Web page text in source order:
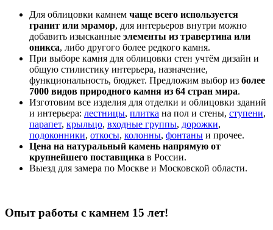
Для облицовки камнем чаще всего используется
гранит или мрамор, для интерьеров внутри можно
добавить изысканные элементы из травертина или
оникса, либо другого более редкого камня.
При выборе камня для облицовки стен учтём дизайн и
общую стилистику интерьера, назначение,
функциональность, бюджет. Предложим выбор из более
7000 видов природного камня из 64 стран мира.
Изготовим все изделия для отделки и облицовки зданий
и интерьера: лестницы, плитка на пол и стены, ступени,
парапет, крыльцо, входные группы, дорожки,
подоконники, откосы, колонны, фонтаны и прочее.
Цена на натуральный камень напрямую от
крупнейшего поставщика в России.
Выезд для замера по Москве и Московской области.
Опыт работы с камнем 15 лет!